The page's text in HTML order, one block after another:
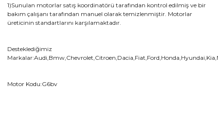
1)Sunulan motorlar satış koordinatörü tarafından kontrol edilmiş ve bir
bakım çalışanı tarafından manuel olarak temizlenmiştir. Motorlar
üreticinin standartlarını karşılamaktadır.
Desteklediğimiz
Motor Kodu:G6bv